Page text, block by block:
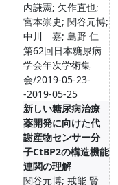
内謙憲; 矢作直也;
宮本崇史; 関谷元博;
中川 嘉; 島野 仁
第62回日本糖尿病
学会年次学術集
会/2019-05-23-
-2019-05-25
新しい糖尿病治療
薬開発に向けた代
謝産物センサー分
子CtBP2の構造機能
連関の理解
関谷元博; 戒能 賢